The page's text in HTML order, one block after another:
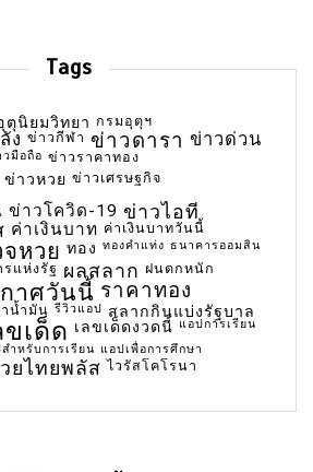
Tags
ตุนิยมวิทยา กรมอุตุฯ
ง ข่าวกีฬา ข่าวดารา ข่าวด่วน
วมือถือ ข่าวราคาทอง
ข่าวหวย ข่าวเศรษฐกิจ
ข่าวโควิด-19 ข่าวไอที
ค่าเงินบาท ค่าเงินบาทวันนี้
หวย ทอง ทองคำแท่ง ธนาคารออมสิน
แห่งรัฐ ผลสลาก ฝนตกหนัก
าศวันนี้ ราคาทอง
น้ำมัน รีวิวแอป สลากกินแบ่งรัฐบาล
ขเด็ด เลขเด็ดงวดนี้ แอปการเรียน
ำหรับการเรียน แอปเพื่อการศึกษา
ยไทยพลัส ไวรัสโคโรนา